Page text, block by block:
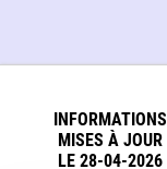
INFORMATIONS
MISES À JOUR
LE 28-04-2026